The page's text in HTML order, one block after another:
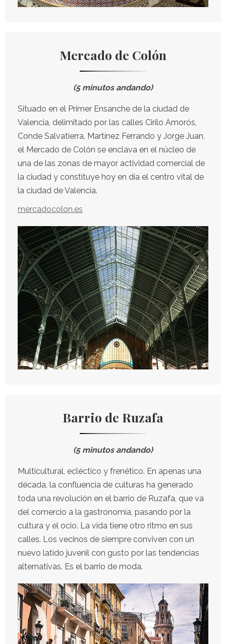
Mercado de Colón
(5 minutos andando)
Situado en el Primer Ensanche de la ciudad de
Valencia, delimitado por las calles Cirilo Amorós,
Conde Salvatierra, Martínez Ferrando y Jorge Juan,
el Mercado de Colón se enclava en el núcleo de
una de las zonas de mayor actividad comercial de
la ciudad y constituye hoy en día el centro vital de
la ciudad de Valencia.
mercadocolon.es
Barrio de Ruzafa
(5 minutos andando)
Multicultural, ecléctico y frenético. En apenas una
década, la confluencia de culturas ha generado
toda una revolución en el barrio de Ruzafa, que va
del comercio a la gastronomía, pasando por la
cultura y el ocio. La vida tiene otro ritmo en sus
calles. Los vecinos de siempre conviven con un
nuevo latido juvenil con gusto por las tendencias
alternativas. Es el barrio de moda.